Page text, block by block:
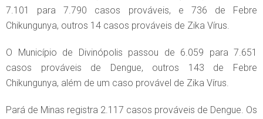
7.101 para 7.790 casos prováveis, e 736 de Febre
Chikungunya, outros 14 casos prováveis de Zika Vírus.
O Município de Divinópolis passou de 6.059 para 7.651
casos prováveis de Dengue, outros 143 de Febre
Chikungunya, além de um caso provável de Zika Vírus.
Pará de Minas registra 2.117 casos prováveis de Dengue. Os